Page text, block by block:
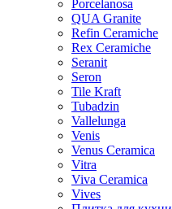
Porcelanosa
QUA Granite
Refin Ceramiche
Rex Ceramiche
Seranit
Seron
Tile Kraft
Tubadzin
Vallelunga
Venis
Venus Ceramica
Vitra
Viva Ceramica
Vives